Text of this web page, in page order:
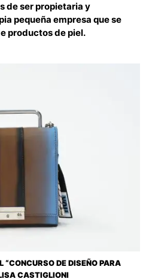
de ser propietaria y
pequeña empresa que se
productos de piel.
“CONCURSO DE DISEÑO PARA
CASTIGLIONI